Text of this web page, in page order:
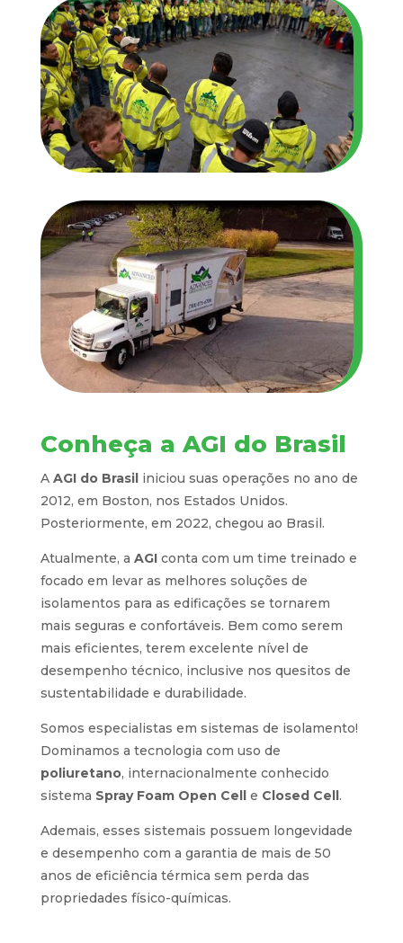
Conheça a AGI do Brasil
A AGI do Brasil iniciou suas operações no ano de
2012, em Boston, nos Estados Unidos.
Posteriormente, em 2022, chegou ao Brasil.
Atualmente, a AGIconta com um time treinado e
focado em levar as melhores soluções de
isolamentos para as edificações se tornarem
mais seguras e confortáveis. Bem como serem
mais eficientes, terem excelente nível de
desempenho técnico, inclusive nos quesitos de
sustentabilidade e durabilidade.
Somos especialistas em sistemas de isolamento!
Dominamos a tecnologia com uso de
poliuretano, internacionalmente conhecido
sistema Spray Foam Open Cell e Closed Cell .
Ademais, esses sistemais possuem longevidade
e desempenho com a garantia de mais de 50
anos de eficiência térmica sem perda das
propriedades físico-químicas.